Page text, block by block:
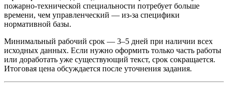
пожарно-технической специальности потребует больше
времени, чем управленческий — из-за специфики
нормативной базы.
Минимальный рабочий срок — 3–5 дней при наличии всех
исходных данных. Если нужно оформить только часть работы
или доработать уже существующий текст, срок сокращается.
Итоговая цена обсуждается после уточнения задания.